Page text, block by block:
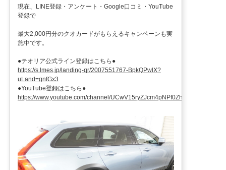
現在、LINE登録・アンケート・Google口コミ・YouTube
登録で
最大2,000円分のクオカードがもらえるキャンペーンも実
施中です。
●テオリア公式ライン登録はこちら●
https://s.lmes.jp/landing-qr/2007551767-BpkQPwlX?
uLand=gnfGx3
●YouTube登録はこちら●
https://www.youtube.com/channel/UCwV15ryZJcm4pNPf0ZhXu9g